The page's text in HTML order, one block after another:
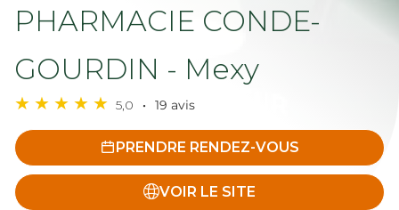
PHARMACIE CONDE-
GOURDIN - Mexy
5,0 19 avis
PRENDRE RENDEZ-VOUS
VOIR LE SITE